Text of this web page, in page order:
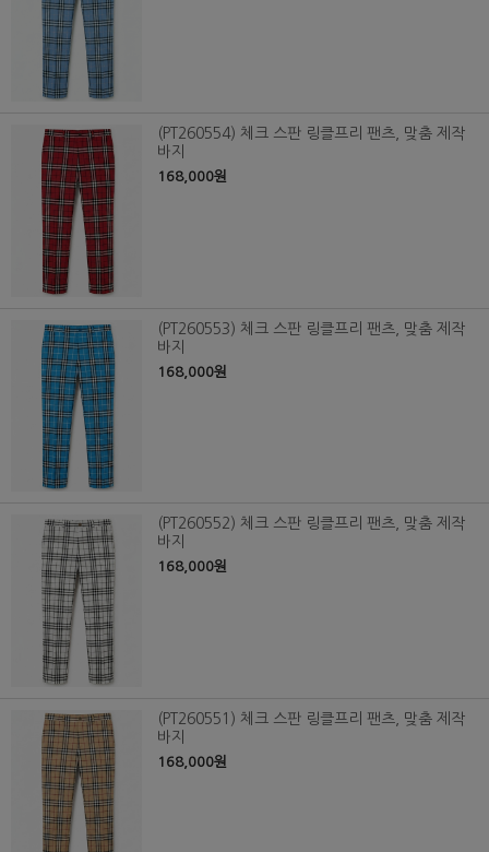
(PT260554) 체크 스판 링클프리 팬츠, 맞춤 제작
바지
168,000원
(PT260553) 체크 스판 링클프리 팬츠, 맞춤 제작
바지
168,000원
(PT260552) 체크 스판 링클프리 팬츠, 맞춤 제작
바지
168,000원
(PT260551) 체크 스판 링클프리 팬츠, 맞춤 제작
바지
168,000원